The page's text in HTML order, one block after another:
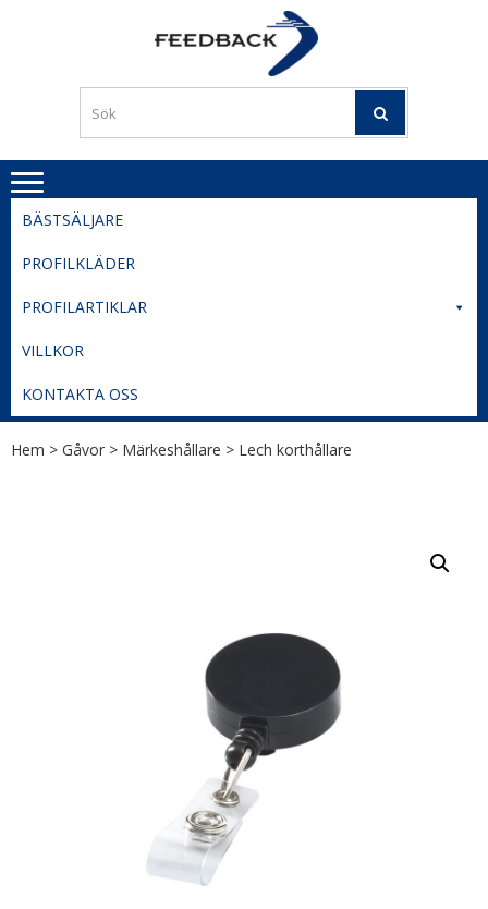
TIL
BESTE
PRISER
BÄSTSÄLJARE
PROFILKLÄDER
PROFILARTIKLAR
VILLKOR
KONTAKTA OSS
Hem > Gåvor > Märkeshållare > Lech korthållare